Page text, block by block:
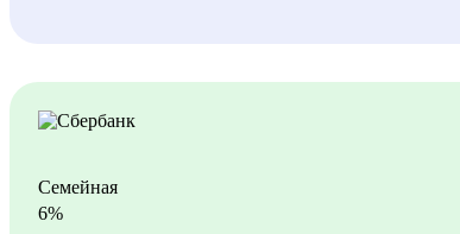
Семейная
6%